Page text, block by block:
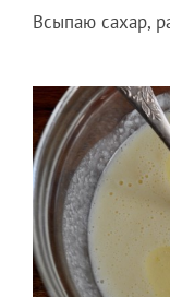
Всыпаю сахар,